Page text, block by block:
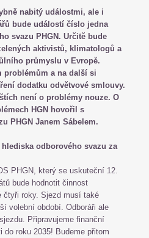
nabitý událostmi, ale i
bude událostí číslo jedna
svazu PHGN. Určitě bude
aktivistů, klimatologů a
průmyslu v Evropě.
problémům a na další si
dodatku odvětvové smlouvy.
není o problémy nouze. O
HGN hovořil s
PHGN Janem Sábelem.
odborového svazu za
PHGN, který se uskuteční 12.
bude hodnotit činnost
čtyři roky. Sjezd musí také
volební období. Odboráři ale
Připravujeme finanční
roku 2035! Budeme přitom